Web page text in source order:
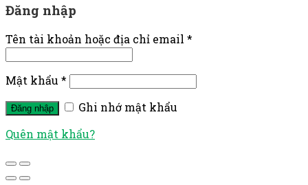
Đăng nhập
Tên tài khoản hoặc địa chỉ email *
Mật khẩu *
Đăng nhập
Ghi nhớ mật khẩu
Quên mật khẩu?